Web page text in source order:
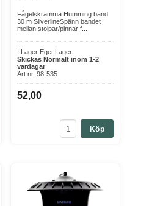
Fågelskrämma Humming band
30 m SilverlineSpänn bandet
mellan stolpar/pinnar f...
I Lager Eget Lager
Skickas Normalt inom 1-2
vardagar
Art nr. 98-535
52,00
Köp